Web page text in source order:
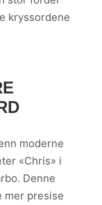
kryssordene
moderne
«Chris» i
Denne
mer presise